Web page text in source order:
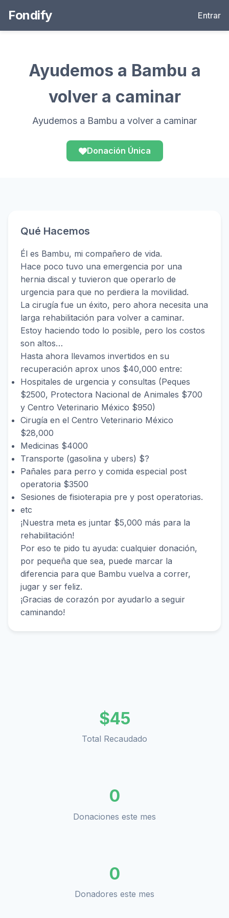
Fondify Entrar
Ayudemos a Bambu a
volver a caminar
Ayudemos a Bambu a volver a caminar
Donación Única
Qué Hacemos
Él es Bambu, mi compañero de vida.
Hace poco tuvo una emergencia por una
hernia discal y tuvieron que operarlo de
urgencia para que no perdiera la movilidad.
La cirugía fue un éxito, pero ahora necesita una
larga rehabilitación para volver a caminar.
Estoy haciendo todo lo posible, pero los costos
son altos…
Hasta ahora llevamos invertidos en su
recuperación aprox unos $40,000 entre:
Hospitales de urgencia y consultas (Peques
$2500, Protectora Nacional de Animales $700
y Centro Veterinario México $950)
Cirugía en el Centro Veterinario México
$28,000
Medicinas $4000
Transporte (gasolina y ubers) $?
Pañales para perro y comida especial post
operatoria $3500
Sesiones de fisioterapia pre y post operatorias.
etc
¡Nuestra meta es juntar $5,000 más para la
rehabilitación!
Por eso te pido tu ayuda: cualquier donación,
por pequeña que sea, puede marcar la
diferencia para que Bambu vuelva a correr,
jugar y ser feliz.
¡Gracias de corazón por ayudarlo a seguir
caminando!
$45
Total Recaudado
0
Donaciones este mes
0
Donadores este mes